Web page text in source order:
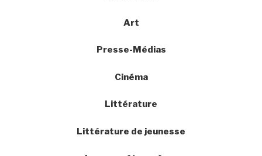
Art
Presse-Médias
Cinéma
Littérature
Littérature de jeunesse